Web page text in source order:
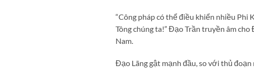
“Công pháp có thể điều khiển nhiều Phi
Tông chúng ta!” Đạo Trần truyền âm
Nam.
Đạo Lãng gật mạnh đầu, so với thủ